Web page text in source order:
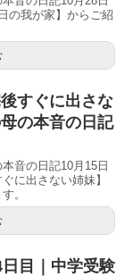
の我が家】からご紹
すぐに出さな
の本音の日記
音の日記10月15日
に出さない姉妹】
。
目｜中学受験